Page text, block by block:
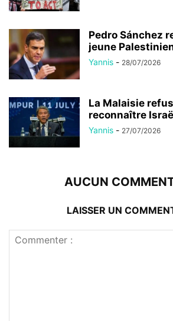
Pedro Sánchez
jeune
Yannis - 28/07/2026
La Malaisie
reconnaître
Yannis - 27/07/2026
AUCUN
LAISSER UN